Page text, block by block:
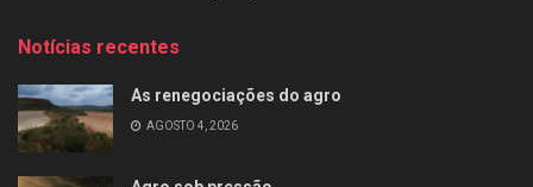
Notícias recentes
As renegociações do agro
AGOSTO 4, 2026